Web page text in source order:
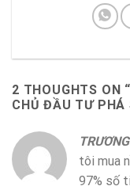
2 THOUGHTS ON “
CHỦ ĐẦU TƯ PHÁ
tôi mua
97% số